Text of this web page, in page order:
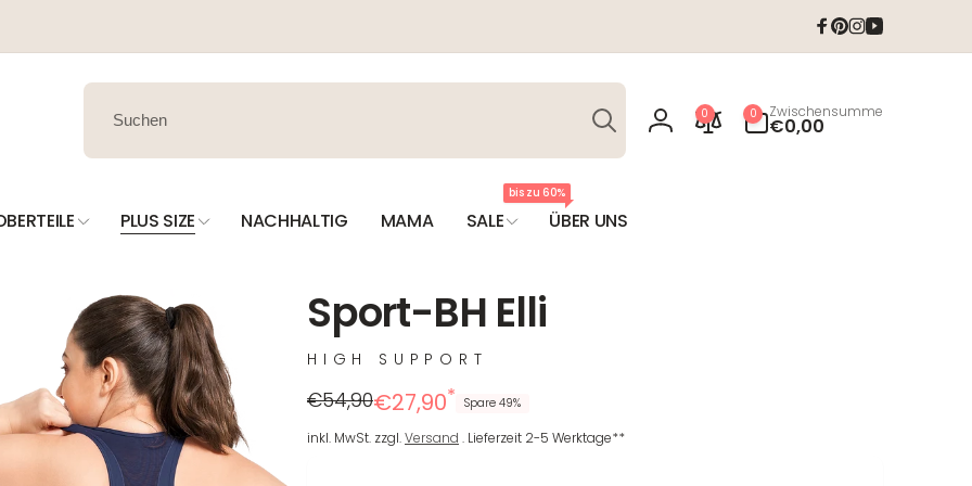
Facebook
Pinterest
Instagram
YouTube
Suchen
Einloggen
0 0
Artikel
Zwischensumme
€0,00
PLUS SIZE NACHHALTIG MAMA SALE
bis zu 60%
ÜBER UNS
Sport-BH Elli
HIGH SUPPORT
Regulärer
Preis
€54,90
Reduzierter
Preis
€27,90* Spare 49%
inkl. MwSt. zzgl.Versand . Lieferzeit 2-5 Werktage**